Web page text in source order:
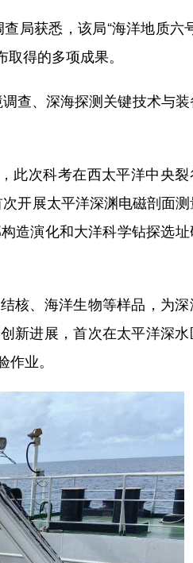
局获悉，该局“海洋地质六
得的多项成果。
查、深海探测关键技术与装
此次科考在西太平洋中央裂
开展太平洋深渊电磁剖面测
造演化和大洋科学钻探选址
核、海洋生物等样品，为深
新进展，首次在太平洋深水
作业。